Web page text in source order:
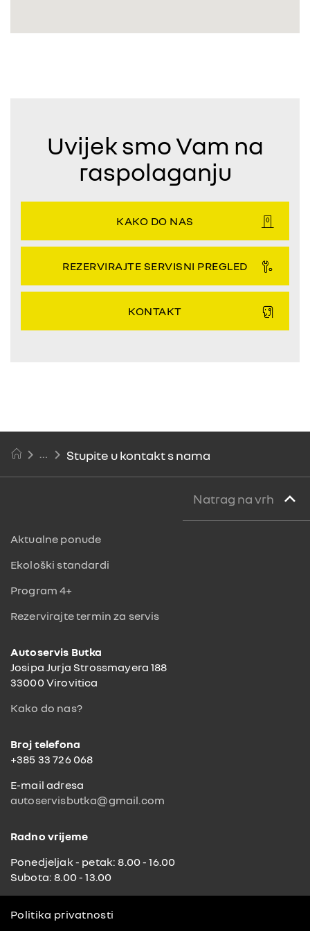
Uvijek smo Vam na
raspolaganju
KAKO DO NAS
REZERVIRAJTE SERVISNI PREGLED
KONTAKT
Stupite u kontakt s nama
Natrag na vrh
Aktualne ponude
Ekološki standardi
Program 4+
Rezervirajte termin za servis
Autoservis Butka
Josipa Jurja Strossmayera 188
33000 Virovitica
Kako do nas?
Broj telefona
+385 33 726 068
E-mail adresa
autoservisbutka@gmail.com
Radno vrijeme
Ponedjeljak - petak: 8.00 - 16.00
Subota: 8.00 - 13.00
Politika privatnosti